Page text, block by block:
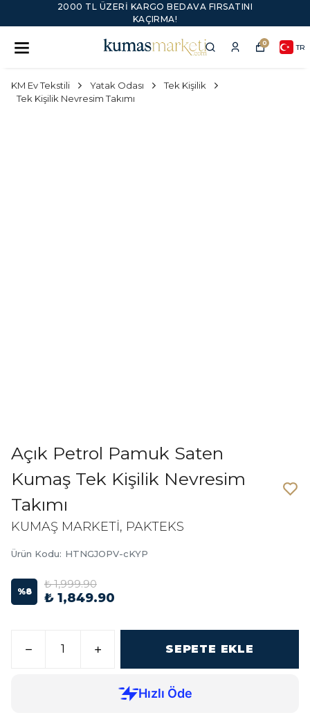
2000 TL ÜZERI KARGO BEDAVA FIRSATINI
KAÇIRMA!
0 TR
KM Ev Tekstili Yatak Odası
Tek Kişilik
Tek Kişilik Nevresim Takımı
Açık Petrol Pamuk Saten
Kumaş Tek Kişilik Nevresim
Takımı
KUMAŞ MARKETİ, PAKTEKS
Ürün Kodu: HTNGJOPV-cKYP
%8
₺ 1,999.90
₺ 1,849.90
SEPETE EKLE